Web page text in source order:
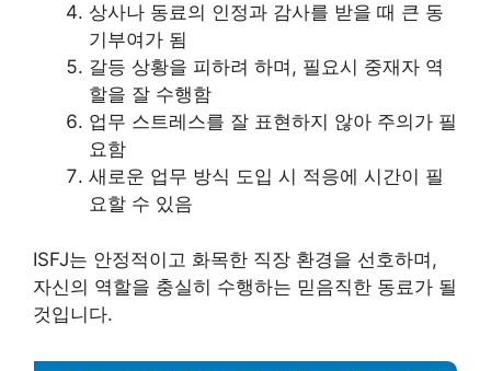
상사나 동료의 인정과 감사를 받을 때 큰 동
기부여가 됨
갈등 상황을 피하려 하며, 필요시 중재자 역
할을 잘 수행함
업무 스트레스를 잘 표현하지 않아 주의가 필
요함
새로운 업무 방식 도입 시 적응에 시간이 필
요할 수 있음
ISFJ는 안정적이고 화목한 직장 환경을 선호하며,
자신의 역할을 충실히 수행하는 믿음직한 동료가 될
것입니다.